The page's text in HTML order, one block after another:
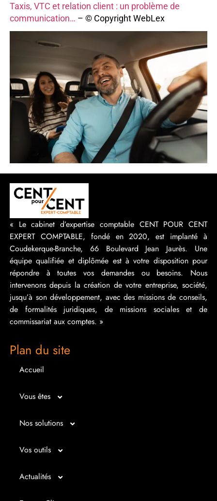
Taxis, VTC et relation client : un problème de
communication… – © Copyright WebLex
« Le cabinet d’expertise comptable CENT POUR CENT
EXPERT COMPTABLE, fondé en 2020, est implanté à
Coudekerque-Branche, 66 Boulevard Jean Jaurès. Une
équipe qualifiée et diplômée est à votre disposition pour
répondre à toutes vos demandes ou besoins. Nous
intervenons depuis la création de votre entreprise, société,
jusqu’à son développement, avec des missions de conseils,
de formalités juridiques, de missions sociales et de
commissariat aux comptes. »
Plan du site
Accueil
Vous êtes
Micro entrepreneur
Créateur d’entreprise
Repreneur d’entreprise
Nos solutions
Entrepreunariat
Gestion
Juridique
Vos outils
Bilan imagé
Actualités